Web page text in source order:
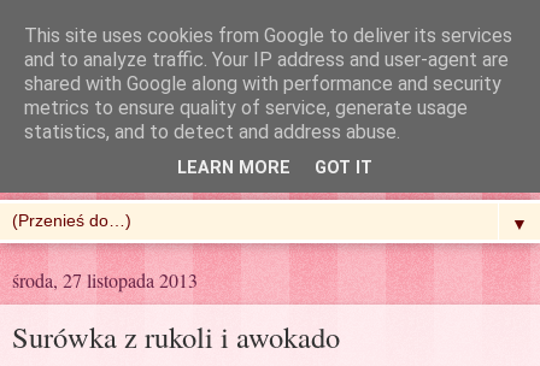
R'n'G Kitchen
▼
środa, 27 listopada 2013
Surówka z rukoli i awokado
This site uses cookies from Google to deliver its services
and to analyze traffic. Your IP address and user-agent are
shared with Google along with performance and security
metrics to ensure quality of service, generate usage
statistics, and to detect and address abuse.
LEARN MORE GOT IT